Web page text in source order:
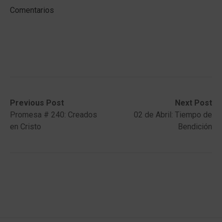
Comentarios
Post
navigation
Previous Post
Previous
post:Promesa # 240: Creados
en Cristo
Next Post
Next
post:
02 de Abril: Tiempo de
Bendición